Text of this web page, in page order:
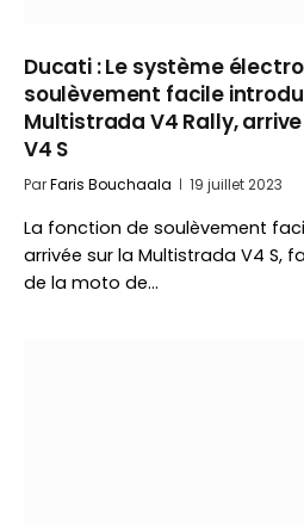
Ducati : Le système
soulèvement facile
Multistrada V4 Rally,
V4 S
ParFaris Bouchaala 19 juillet 2023
La fonction de soulèvement
arrivée sur la Multistrada V4 S,
de la moto de…